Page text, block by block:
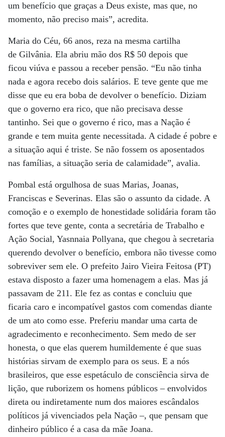
um benefício que graças a Deus existe, mas que, no
momento, não preciso mais”, acredita.
Maria do Céu, 66 anos, reza na mesma cartilha
de Gilvânia. Ela abriu mão dos R$ 50 depois que
ficou viúva e passou a receber pensão. “Eu não tinha
nada e agora recebo dois salários. E teve gente que me
disse que eu era boba de devolver o benefício. Diziam
que o governo era rico, que não precisava desse
tantinho. Sei que o governo é rico, mas a Nação é
grande e tem muita gente necessitada. A cidade é pobre e
a situação aqui é triste. Se não fossem os aposentados
nas famílias, a situação seria de calamidade”, avalia.
Pombal está orgulhosa de suas Marias, Joanas,
Franciscas e Severinas. Elas são o assunto da cidade. A
comoção e o exemplo de honestidade solidária foram tão
fortes que teve gente, conta a secretária de Trabalho e
Ação Social, Yasnnaia Pollyana, que chegou à secretaria
querendo devolver o benefício, embora não tivesse como
sobreviver sem ele. O prefeito Jairo Vieira Feitosa (PT)
estava disposto a fazer uma homenagem a elas. Mas já
passavam de 211. Ele fez as contas e concluiu que
ficaria caro e incompatível gastos com comendas diante
de um ato como esse. Preferiu mandar uma carta de
agradecimento e reconhecimento. Sem medo de ser
honesta, o que elas querem humildemente é que suas
histórias sirvam de exemplo para os seus. E a nós
brasileiros, que esse espetáculo de consciência sirva de
lição, que ruborizem os homens públicos – envolvidos
direta ou indiretamente num dos maiores escândalos
políticos já vivenciados pela Nação –, que pensam que
dinheiro público é a casa da mãe Joana.